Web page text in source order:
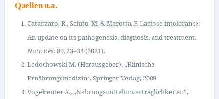
Quellen u.a.
Catanzaro, R., Sciuto, M. & Marotta, F. Lactose intolerance:
An update on its pathogenesis, diagnosis, and treatment.
Nutr. Res. 89, 23–34 (2021).
Ledochowski M. (Herausgeber), „Klinische
Ernährungsmedizin“, Springer-Verlag, 2009
Vogelreuter A., „Nahrungsmittelunverträglichkeiten“,